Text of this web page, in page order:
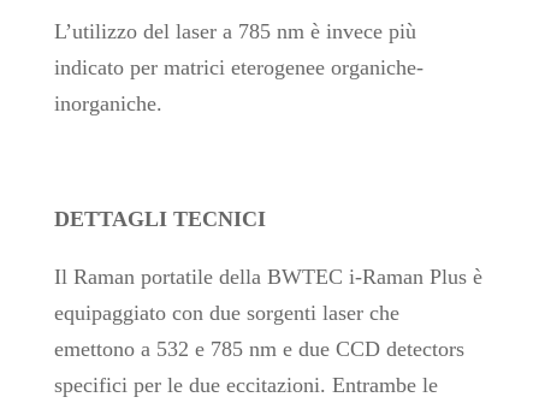
L’utilizzo del laser a 785 nm è invece più
indicato per matrici eterogenee organiche-
inorganiche.
DETTAGLI TECNICI
Il Raman portatile della BWTEC i-Raman Plus è
equipaggiato con due sorgenti laser che
emettono a 532 e 785 nm e due CCD detectors
specifici per le due eccitazioni. Entrambe le